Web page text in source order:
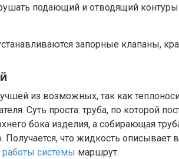
подающий и отводящий
запорные клапаны,
из возможных, так как
Суть проста: труба, по которой
бока изделия, а собирающая
что жидкость описывает
системы маршрут.